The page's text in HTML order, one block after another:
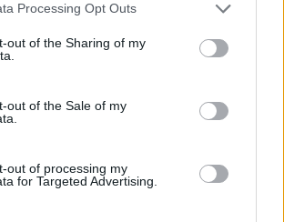
Processing Opt Outs
out of the Sharing of my
out of the Sale of my
out of processing my
for Targeted Advertising.
olvasása előfizetéses
kötött.
következőket tartalmazza:
teljes cikkarchívum
BÉT elmúlt 2 év napon belüli
Előfizetés